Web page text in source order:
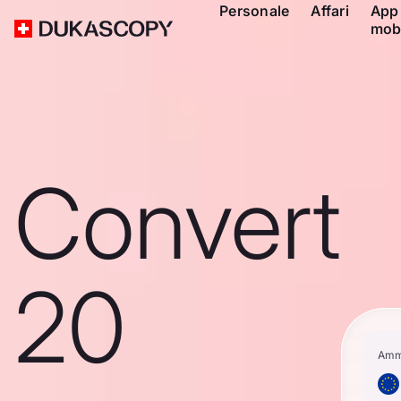
Personale Affari
App
Convert
20